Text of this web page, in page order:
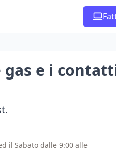
e i
il Sabato dalle 9:00 alle